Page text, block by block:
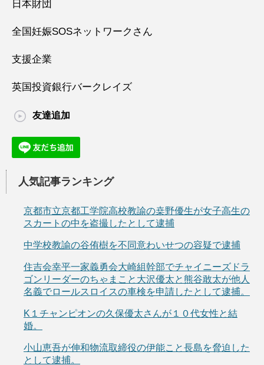
日本財団
全国妊娠SOSネットワークさん
支援企業
英国投資銀行バークレイズ
友達追加
人気記事ランキング
京都市立京都工学院高校教諭の桒野優生が女子高生の
スカートの中を盗撮したとして逮捕
中学校教諭の谷侑樹を不同意わいせつの容疑で逮捕
住吉会幸平一家義勇会大崎組幹部でチャイニーズドラ
ゴンリーダーのちゃまこと大沢優太と熊谷敢太が他人
名義でロールスロイスの車検を申請したとして逮捕。
K１チャンピオンの久保優太さんが１０代女性と結
婚。
小山恵吾が伸和物流取締役の伊能こと長島を脅迫した
として逮捕。